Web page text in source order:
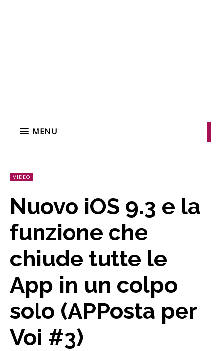
MENU
VIDEO
Nuovo iOS 9.3 e la
funzione che
chiude tutte le
App in un colpo
solo (APPosta per
Voi #3)